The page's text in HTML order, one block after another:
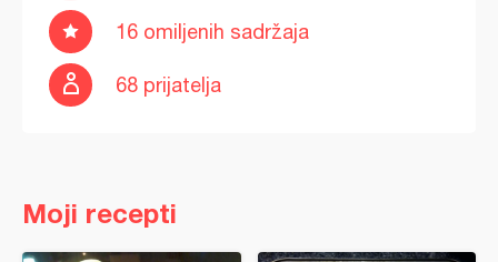
16 omiljenih sadržaja
68 prijatelja
Moji recepti